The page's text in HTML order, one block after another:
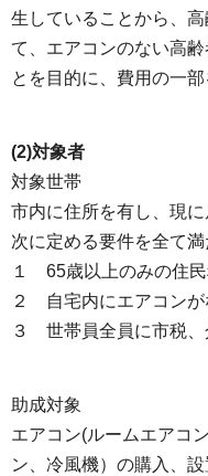
生していることから、
て、エアコンのない高
とを目的に、費用の一部
(2)対象者
対象世帯
市内に住所を有し、現
次に定める要件を全て
１ 65歳以上のみの住民
２ 自宅内にエアコンが
３ 世帯員全員に市税、
助成対象
エアコン(ルームエアコ
ン、冷風機）の購入、